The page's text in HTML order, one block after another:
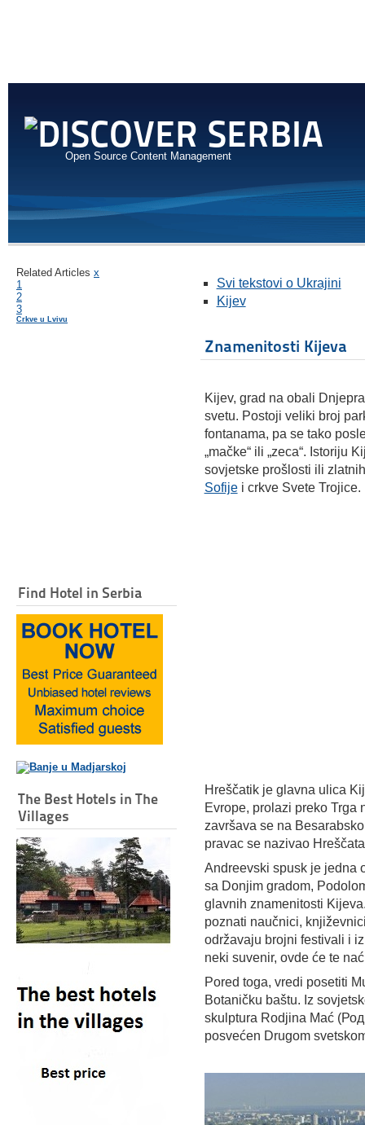
Open Source Content Management
Related Articles x
1
2
3
Crkve u Lvivu
Find Hotel in Serbia
The Best Hotels in The
Villages
Svi tekstovi o Ukrajini
Kijev
Znamenitosti Kijeva
Kijev, grad na obali
svetu. Postoji veliki broj
fontanama, pa se tako
„mačke“ ili „zeca“. Istoriju
sovjetske prošlosti ili
Sofijei crkve Svete Trojice.
Hreščatik je glavna ulica
Evrope, prolazi preko Trga
završava se na
pravac se nazivao
Andreevski spusk je jedna
sa Donjim gradom,
glavnih znamenitosti
poznati naučnici,
održavaju brojni festivali i
neki suvenir, ovde će te
Pored toga, vredi posetiti
Botaničku baštu. Iz
skulptura Rodjina Mać
posvećen Drugom